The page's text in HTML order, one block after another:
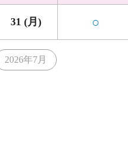
31 (月) ○
2026年7月